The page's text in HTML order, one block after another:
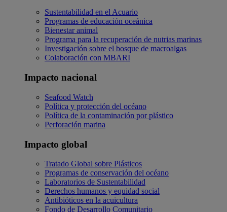
Sustentabilidad en el Acuario
Programas de educación oceánica
Bienestar animal
Programa para la recuperación de nutrias marinas
Investigación sobre el bosque de macroalgas
Colaboración con MBARI
Impacto nacional
Seafood Watch
Política y protección del océano
Política de la contaminación por plástico
Perforación marina
Impacto global
Tratado Global sobre Plásticos
Programas de conservación del océano
Laboratorios de Sustentabilidad
Derechos humanos y equidad social
Antibióticos en la acuicultura
Fondo de Desarrollo Comunitario